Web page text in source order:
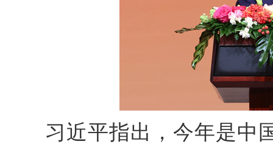
习近平指出，今年是中